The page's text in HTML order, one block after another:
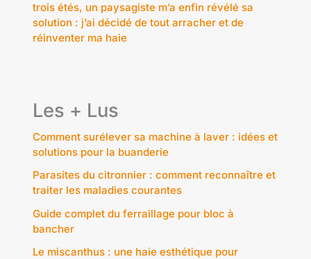
trois étés, un paysagiste m’a enfin révélé sa
solution : j’ai décidé de tout arracher et de
réinventer ma haie
Les + Lus
Comment surélever sa machine à laver : idées et
solutions pour la buanderie
Parasites du citronnier : comment reconnaître et
traiter les maladies courantes
Guide complet du ferraillage pour bloc à
bancher
Le miscanthus : une haie esthétique pour